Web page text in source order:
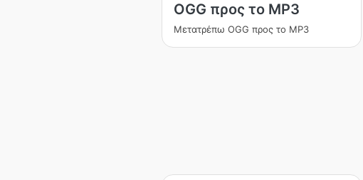
OGG προς το MP3
Μετατρέπω OGG προς το MP3